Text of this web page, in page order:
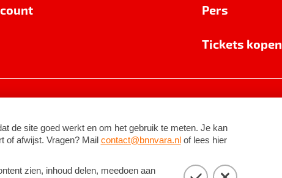
Pers
Tickets kopen